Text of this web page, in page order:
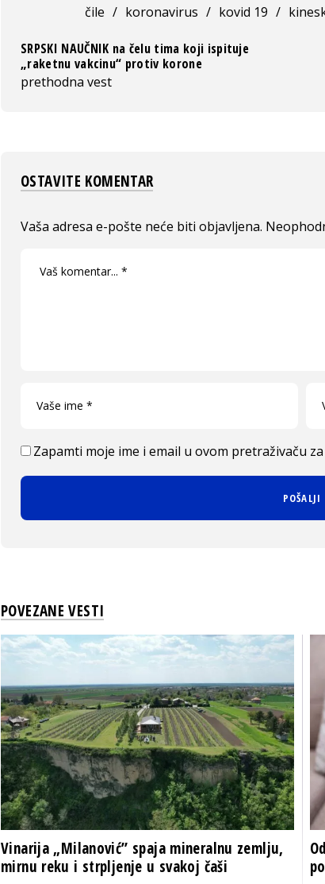
čile / koronavirus / kovid 19 /
SRPSKI NAUČNIK na čelu tima koji ispituje
„raketnu vakcinu“ protiv korone
prethodna vest
OSTAVITE KOMENTAR
Vaša adresa e-pošte neće biti objavljena.
Zapamti moje ime i email u ovom pretraživaču
POVEZANE VESTI
Vinarija „Milanović” spaja mineralnu zemlju,
mirnu reku i strpljenje u svakoj čaši